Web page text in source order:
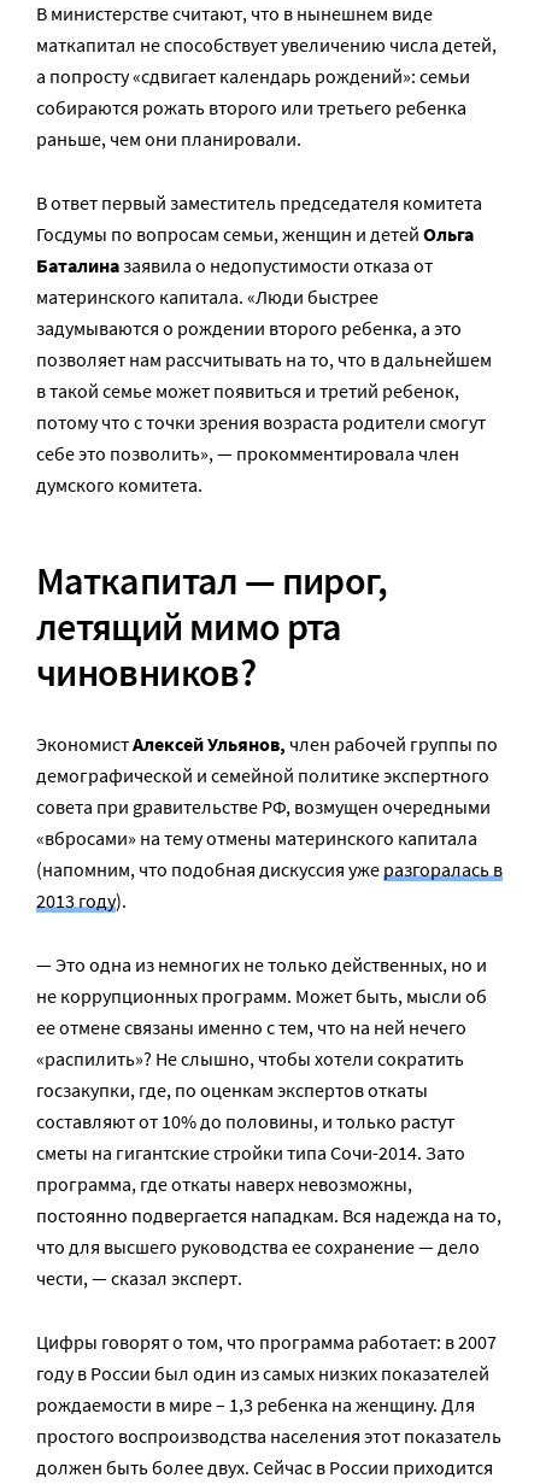
В министерстве считают, что в нынешнем виде
маткапитал не способствует увеличению числа детей,
а попросту «сдвигает календарь рождений»: семьи
собираются рожать второго или третьего ребенка
раньше, чем они планировали.
В ответ первый заместитель председателя комитета
Госдумы по вопросам семьи, женщин и детей Ольга
Баталиназаявила о недопустимости отказа от
материнского капитала. «Люди быстрее
задумываются о рождении второго ребенка, а это
позволяет нам рассчитывать на то, что в дальнейшем
в такой семье может появиться и третий ребенок,
потому что с точки зрения возраста родители смогут
себе это позволить», — прокомментировала член
думского комитета.
Маткапитал — пирог,
летящий мимо рта
чиновников?
ЭкономистАлексей Ульянов, член рабочей группы по
демографической и семейной политике экспертного
совета при gравительстве РФ, возмущен очередными
«вбросами» на тему отмены материнского капитала
(напомним, что подобная дискуссия уже разгоралась в
2013 году).
— Это одна из немногих не только действенных, но и
не коррупционных программ. Может быть, мысли об
ее отмене связаны именно с тем, что на ней нечего
«распилить»? Не слышно, чтобы хотели сократить
госзакупки, где, по оценкам экспертов откаты
составляют от 10% до половины, и только растут
сметы на гигантские стройки типа Сочи-2014. Зато
программа, где откаты наверх невозможны,
постоянно подвергается нападкам. Вся надежда на то,
что для высшего руководства ее сохранение — дело
чести, — сказал эксперт.
Цифры говорят о том, что программа работает: в 2007
году в России был один из самых низких показателей
рождаемости в мире – 1,3 ребенка на женщину. Для
простого воспроизводства населения этот показатель
должен быть более двух. Сейчас в России приходится